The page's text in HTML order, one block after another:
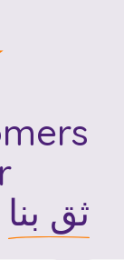
ثق بنا